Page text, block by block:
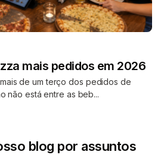
mais pedidos em 2026
de um terço dos pedidos de
não está entre as beb...
blog por assuntos